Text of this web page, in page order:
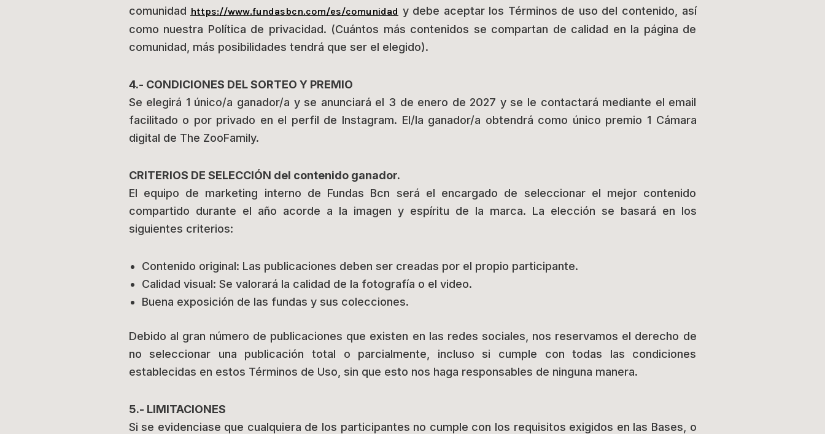
comunidad https://www.fundasbcn.com/es/comunidad y debe aceptar los Términos de uso del contenido, así
como nuestra Política de privacidad. (Cuántos más contenidos se compartan de calidad en la página de
comunidad, más posibilidades tendrá que ser el elegido).
4.- CONDICIONES DEL SORTEO Y PREMIO
Se elegirá 1 único/a ganador/a y se anunciará el 3 de enero de 2027 y se le contactará mediante el email
facilitado o por privado en el perfil de Instagram. El/la ganador/a obtendrá como único premio 1 Cámara
digital de The ZooFamily.
CRITERIOS DE SELECCIÓN del contenido ganador.
El equipo de marketing interno de Fundas Bcn será el encargado de seleccionar el mejor contenido
compartido durante el año acorde a la imagen y espíritu de la marca. La elección se basará en los
siguientes criterios:
Contenido original: Las publicaciones deben ser creadas por el propio participante.
Calidad visual: Se valorará la calidad de la fotografía o el video.
Buena exposición de las fundas y sus colecciones.
Debido al gran número de publicaciones que existen en las redes sociales, nos reservamos el derecho de
no seleccionar una publicación total o parcialmente, incluso si cumple con todas las condiciones
establecidas en estos Términos de Uso, sin que esto nos haga responsables de ninguna manera.
5.- LIMITACIONES
Si se evidenciase que cualquiera de los participantes no cumple con los requisitos exigidos en las Bases, o